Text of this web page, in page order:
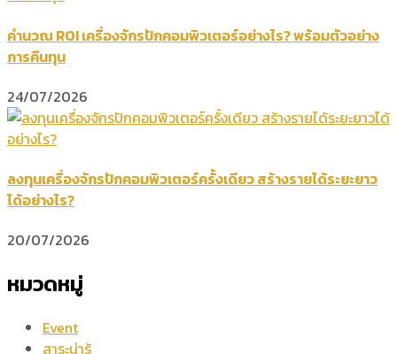
คำนวณ ROI เครื่องจักรปักคอมพิวเตอร์อย่างไร? พร้อมตัวอย่าง
การคืนทุน
24/07/2026
ลงทุนเครื่องจักรปักคอมพิวเตอร์ครั้งเดียว สร้างรายได้ระยะยาว
ได้อย่างไร?
20/07/2026
หมวดหมู่
Event
สาระน่ารู้